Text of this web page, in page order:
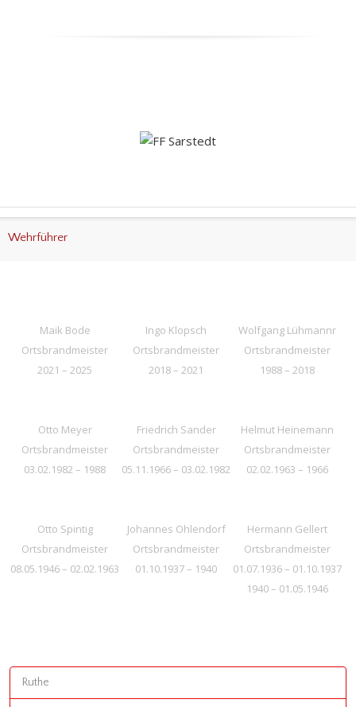
Wehrführer
Maik Bode
Ortsbrandmeister
2021 – 2025
Ingo Klopsch
Ortsbrandmeister
2018 – 2021
Wolfgang Lühmannr
Ortsbrandmeister
1988 – 2018
Otto Meyer
Ortsbrandmeister
03.02.1982 – 1988
Friedrich Sander
Ortsbrandmeister
05.11.1966 – 03.02.1982
Helmut Heinemann
Ortsbrandmeister
02.02.1963 – 1966
Otto Spintig
Ortsbrandmeister
08.05.1946 – 02.02.1963
Johannes Ohlendorf
Ortsbrandmeister
01.10.1937 – 1940
Hermann Gellert
Ortsbrandmeister
01.07.1936 – 01.10.1937
1940 – 01.05.1946
Ruthe